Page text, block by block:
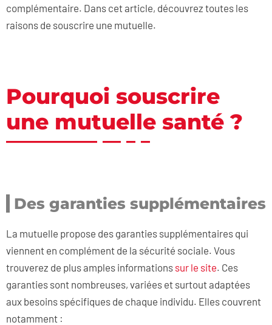
complémentaire. Dans cet article, découvrez toutes les
raisons de souscrire une mutuelle.
Pourquoi souscrire
une mutuelle santé ?
Des garanties supplémentaires
La mutuelle propose des garanties supplémentaires qui
viennent en complément de la sécurité sociale. Vous
trouverez de plus amples informations sur le site. Ces
garanties sont nombreuses, variées et surtout adaptées
aux besoins spécifiques de chaque individu. Elles couvrent
notamment :